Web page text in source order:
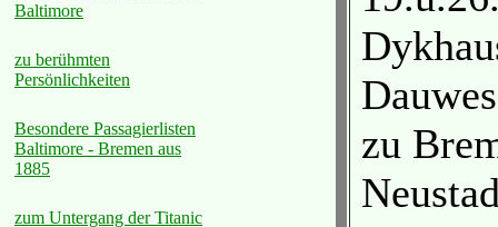
Baltimore
zu berühmten
Persönlichkeiten
Besondere Passagierlisten
Baltimore - Bremen aus
1885
zum Untergang der Titanic
zu